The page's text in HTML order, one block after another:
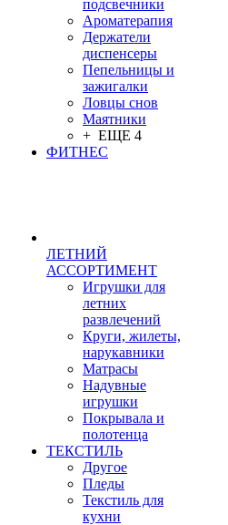
подсвечники
Ароматерапия
Держатели
диспенсеры
Пепельницы и
зажигалки
Ловцы снов
Маятники
+ ЕЩЕ 4
ФИТНЕС
ЛЕТНИЙ
АССОРТИМЕНТ
Игрушки для
летних
развлечений
Круги, жилеты,
нарукавники
Матрасы
Надувные
игрушки
Покрывала и
полотенца
ТЕКСТИЛЬ
Другое
Пледы
Текстиль для
кухни